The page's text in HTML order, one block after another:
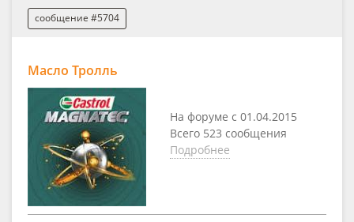
сообщение #5704
Масло Тролль
На форуме с 01.04.2015
Всего 523 сообщения
Подробнее